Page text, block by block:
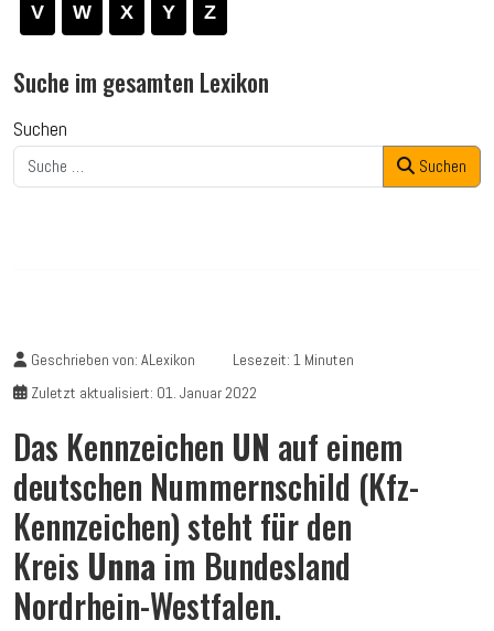
V W X Y Z
Suche im gesamten Lexikon
Suchen
Suchen
Geschrieben von: ALexikon
Lesezeit: 1 Minuten
Zuletzt aktualisiert: 01. Januar 2022
Das Kennzeichen UN auf einem
deutschen Nummernschild (Kfz-
Kennzeichen) steht für den
Kreis Unna im Bundesland
Nordrhein-Westfalen.